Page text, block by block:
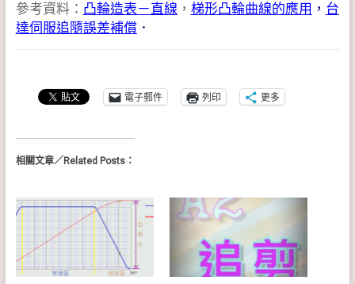
參考資料： 凸輪造表－直線 ， 梯形凸輪曲線的應用 ， 台
達伺服追隨誤差補償 ．
電子郵件 列印 更多
相關文章／Related Posts：